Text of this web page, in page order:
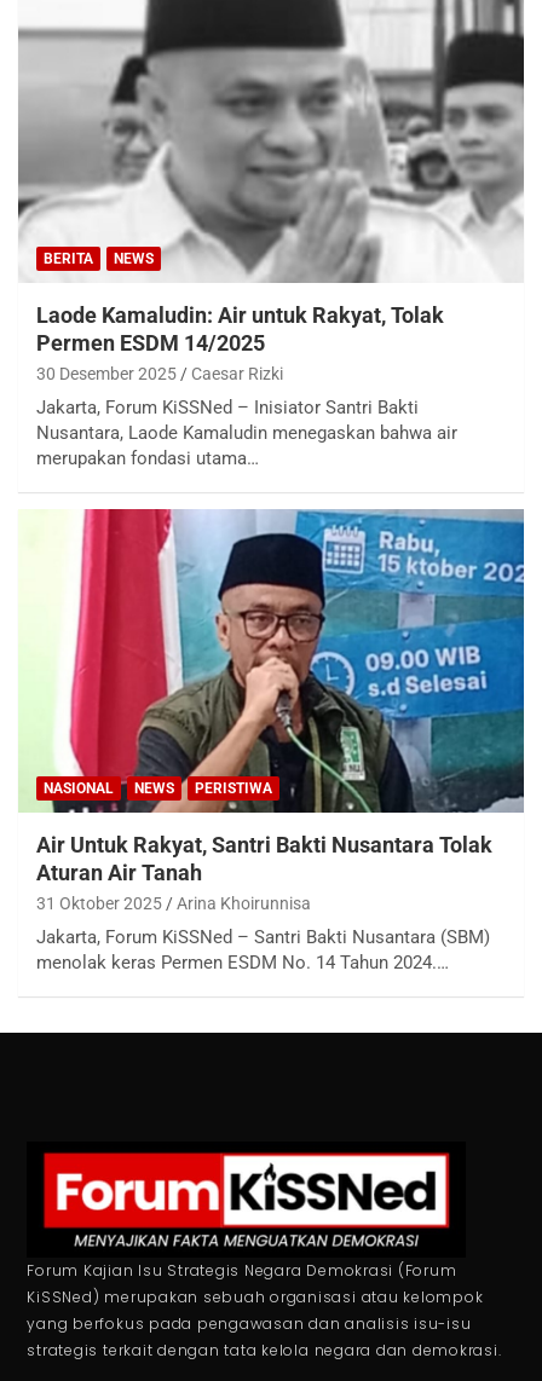
BERITA NEWS
Laode Kamaludin: Air untuk Rakyat, Tolak
Permen ESDM 14/2025
30 Desember 2025 Caesar Rizki
Jakarta, Forum KiSSNed – Inisiator Santri Bakti
Nusantara, Laode Kamaludin menegaskan bahwa air
merupakan fondasi utama…
NASIONAL NEWS PERISTIWA
Air Untuk Rakyat, Santri Bakti Nusantara Tolak
Aturan Air Tanah
31 Oktober 2025 Arina Khoirunnisa
Jakarta, Forum KiSSNed – Santri Bakti Nusantara (SBM)
menolak keras Permen ESDM No. 14 Tahun 2024.…
Forum Kajian Isu Strategis Negara Demokrasi (Forum
KiSSNed) merupakan sebuah organisasi atau kelompok
yang berfokus pada pengawasan dan analisis isu-isu
strategis terkait dengan tata kelola negara dan demokrasi.